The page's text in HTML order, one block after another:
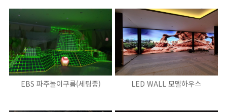
EBS 파주놀이구름(세팅중) LED WALL 모델하우스